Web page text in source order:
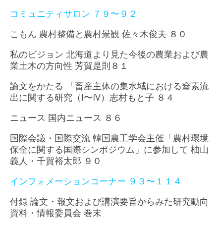
コミュニティサロン ７９〜９２
こもん 農村整備と農村景観 佐々木俊夫 ８０
私のビジョン 北海道より見た今後の農業および農
業土木の方向性 芳賀是則８１
論文をかたる 「畜産主体の集水域における窒素流
出に関する研究（I〜IV）志村もと子 ８４
ニュース 国内ニュース ８６
国際会議・国際交流 韓国農工学会主催「農村環境
保全に関する国際シンポジウム」に参加して 柚山
義人・千賀裕太郎 ９０
インフォメーションコーナー ９３〜１１４
付録 論文・報文および講演要旨からみた研究動向
資料・情報委員会 巻末